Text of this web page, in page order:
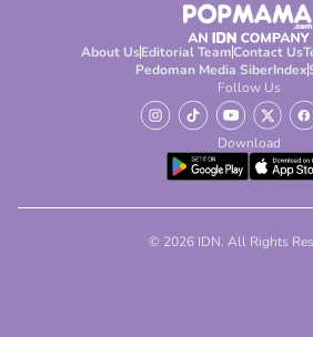
About UsEditorial TeamContact Us
Pedoman Media SiberIndex
Follow Us
Download
© 2026 IDN. All Rights